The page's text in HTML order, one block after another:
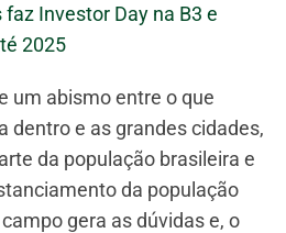
Investor Day na B3 e
2025
um abismo entre o que
dentro e as grandes cidades,
da população brasileira e
da população
gera as dúvidas e, o